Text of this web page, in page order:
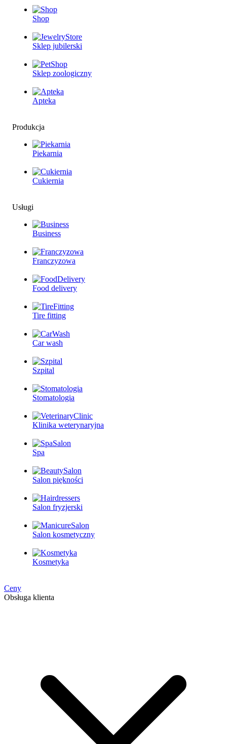
Shop
Sklep jubilerski
Sklep zoologiczny
Apteka
Produkcja
Piekarnia
Cukiernia
Usługi
Business
Franczyzowa
Food delivery
Tire fitting
Car wash
Szpital
Stomatologia
Klinika weterynaryjna
Spa
Salon piękności
Salon fryzjerski
Salon kosmetyczny
Kosmetyka
Ceny
Obsługa klienta